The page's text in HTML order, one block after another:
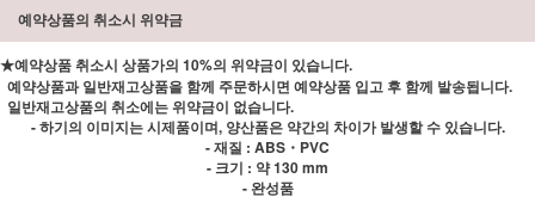
예약상품의 취소시 위약금
★예약상품 취소시 상품가의 10%의 위약금이 있습니다.
예약상품과 일반재고상품을 함께 주문하시면 예약상품 입고 후 함께 발송됩니다.
일반재고상품의 취소에는 위약금이 없습니다.
- 하기의 이미지는 시제품이며, 양산품은 약간의 차이가 발생할 수 있습니다.
- 재질 : ABS・PVC
- 크기 : 약 130 mm
- 완성품